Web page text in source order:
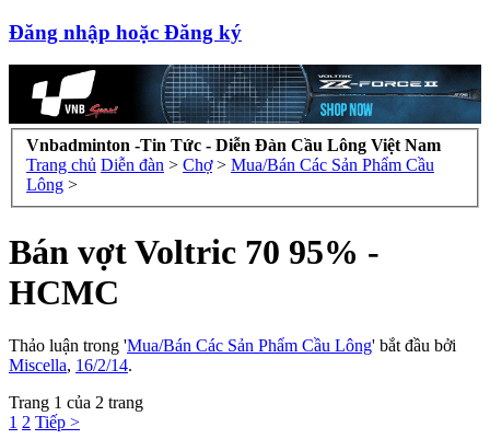
Đăng nhập hoặc Đăng ký
Vnbadminton -Tin Tức - Diễn Đàn Cầu Lông Việt Nam
Trang chủ Diễn đàn > Chợ > Mua/Bán Các Sản Phẩm Cầu
Lông >
Bán vợt Voltric 70 95% -
HCMC
Thảo luận trong 'Mua/Bán Các Sản Phẩm Cầu Lông' bắt đầu bởi
Miscella, 16/2/14.
Trang 1 của 2 trang
1 2 Tiếp >